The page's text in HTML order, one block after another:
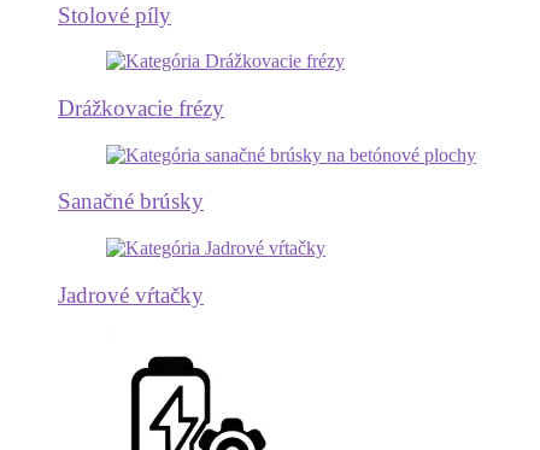
Stolové píly
Drážkovacie frézy
Sanačné brúsky
Jadrové vŕtačky